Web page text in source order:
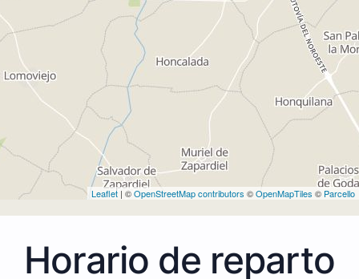
Leaflet | ©OpenStreetMap contributors ©OpenMapTiles © Parcello
Horario de reparto